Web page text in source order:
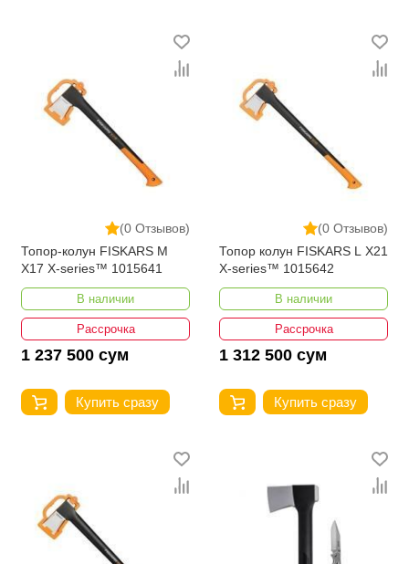
(0 Отзывов)
Топор-колун FISKARS M
X17 X-series™ 1015641
В наличии
Рассрочка
1 237 500 сум
Купить сразу
(0 Отзывов)
Топор колун FISKARS L X21
X-series™ 1015642
В наличии
Рассрочка
1 312 500 сум
Купить сразу